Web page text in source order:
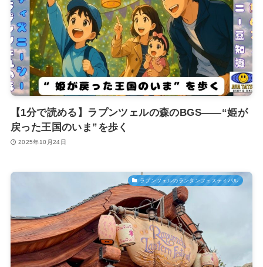
【1分で読める】ラプンツェルの森のBGS——“姫が
戻った王国のいま”を歩く
2025年10月24日
ラプンツェルのランタンフェスティバル